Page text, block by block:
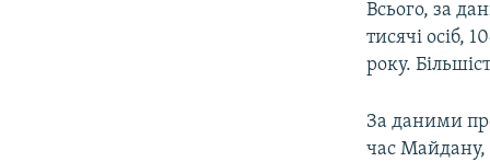
Всього, за
тисячі осіб,
року.
За даними
час Майдану,